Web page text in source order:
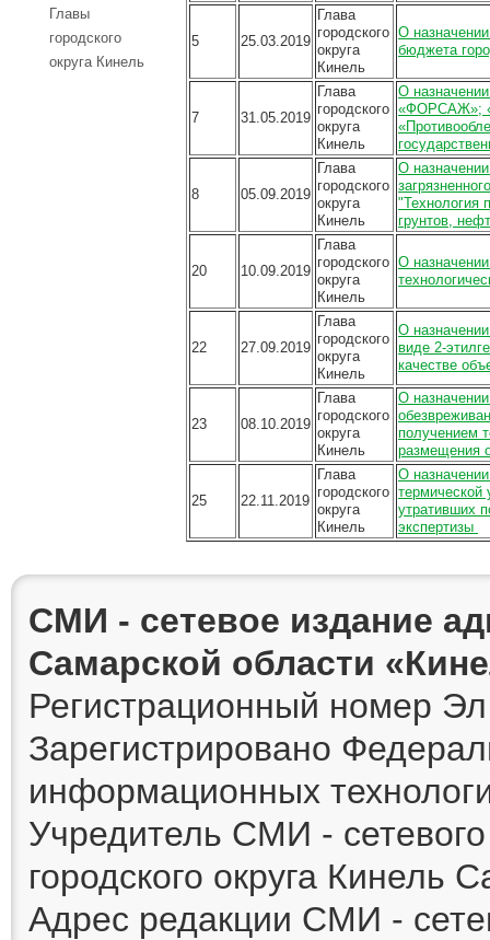
Главы
городского
округа Кинель
5 25.03.2019
Глава
городского
округа
Кинель
О
бюджета
7 31.05.2019
Глава
городского
округа
Кинель
О
«ФОРСАЖ»;
8 05.09.2019
Глава
городского
округа
Кинель
О
"Технология
грунтов,
20 10.09.2019
Глава
городского
округа
Кинель
О
22 27.09.2019
Глава
городского
округа
Кинель
О
виде 2-
качестве
23 08.10.2019
Глава
городского
округа
Кинель
О
получением
размещения
25 22.11.2019
Глава
городского
округа
Кинель
О
термической
утративших
экспертизы
СМИ - сетевое издание
Самарской области
Регистрационный номер
Зарегистрировано
информационных
Учредитель СМИ -
городского округа Кинель
Адрес редакции СМИ -